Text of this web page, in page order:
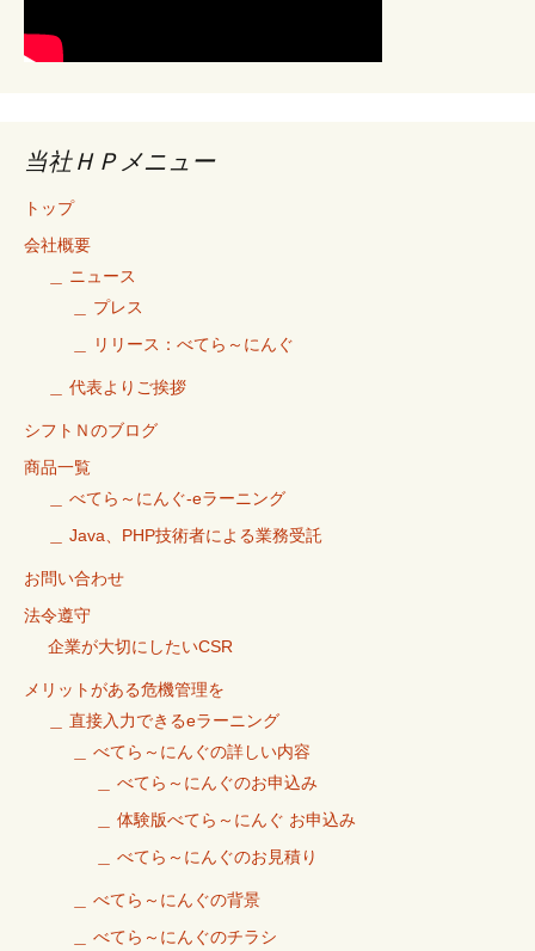
当社ＨＰメニュー
トップ
会社概要
＿ ニュース
＿ プレス
＿ リリース：べてら～にんぐ
＿ 代表よりご挨拶
シフトＮのブログ
商品一覧
＿ べてら～にんぐ-eラーニング
＿ Java、PHP技術者による業務受託
お問い合わせ
法令遵守
企業が大切にしたいCSR
メリットがある危機管理を
＿ 直接入力できるeラーニング
＿ べてら～にんぐの詳しい内容
＿ べてら～にんぐのお申込み
＿ 体験版べてら～にんぐ お申込み
＿ べてら～にんぐのお見積り
＿ べてら～にんぐの背景
＿ べてら～にんぐのチラシ